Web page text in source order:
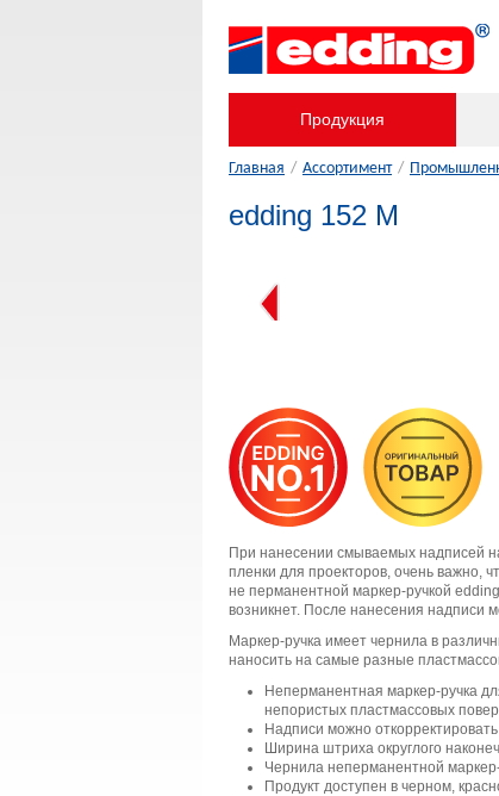
Продукция
Главная / Ассортимент /
edding 152 M
При нанесении смываемых надписей
пленки для проекторов, очень важно,
не перманентной маркер-ручкой
возникнет. После нанесения надписи
Маркер-ручка имеет чернила в
наносить на самые разные
Неперманентная маркер-ручка
непористых пластмассовых
Надписи можно
Ширина штриха округлого
Чернила неперманентной
Продукт доступен в черном,